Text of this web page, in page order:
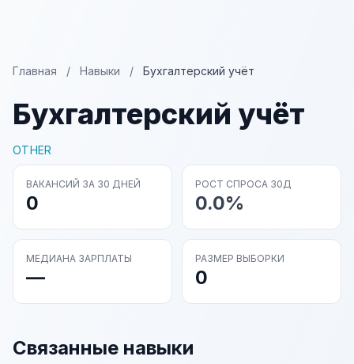
Главная / Навыки / Бухгалтерский учёт
Бухгалтерский учёт
OTHER
ВАКАНСИЙ ЗА 30 ДНЕЙ
0
РОСТ СПРОСА 30Д
0.0%
МЕДИАНА ЗАРПЛАТЫ
—
РАЗМЕР ВЫБОРКИ
0
Связанные навыки